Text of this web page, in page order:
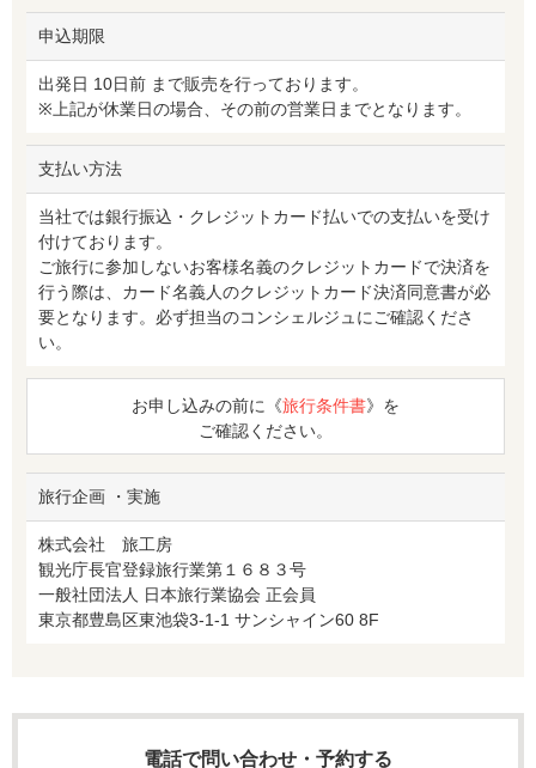
申込期限
出発日 10日前 まで販売を行っております。
※上記が休業日の場合、その前の営業日までとなります。
支払い方法
当社では銀行振込・クレジットカード払いでの支払いを受け
付けております。
ご旅行に参加しないお客様名義のクレジットカードで決済を
行う際は、カード名義人のクレジットカード決済同意書が必
要となります。必ず担当のコンシェルジュにご確認くださ
い。
お申し込みの前に《旅行条件書》を
ご確認ください。
旅行企画 ・実施
株式会社 旅工房
観光庁長官登録旅行業第１６８３号
一般社団法人 日本旅行業協会 正会員
東京都豊島区東池袋3-1-1 サンシャイン60 8F
電話で問い合わせ・予約する